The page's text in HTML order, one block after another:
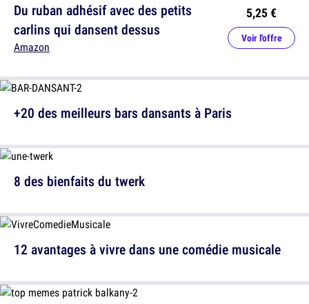
+20 des meilleurs bars dansants à Paris
12 avantages à vivre dans une comédie musicale
Du ruban adhésif avec des petits
carlins qui dansent dessus
Amazon
5,25 €
Voir l'offre
8 des bienfaits du twerk